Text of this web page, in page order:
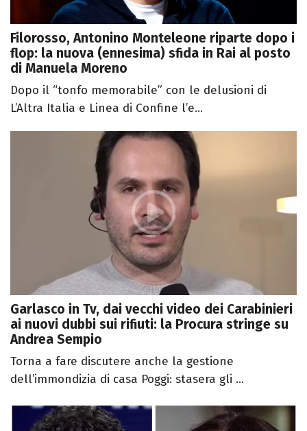
Filorosso, Antonino Monteleone riparte dopo i
flop: la nuova (ennesima) sfida in Rai al posto
di Manuela Moreno
Dopo il “tonfo memorabile” con le delusioni di
L’Altra Italia e Linea di Confine l’e...
Garlasco in Tv, dai vecchi video dei Carabinieri
ai nuovi dubbi sui rifiuti: la Procura stringe su
Andrea Sempio
Torna a fare discutere anche la gestione
dell’immondizia di casa Poggi: stasera gli ...